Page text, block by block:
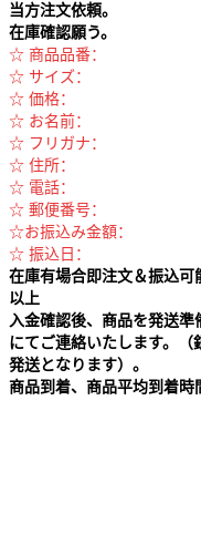
当方注文依頼。
在庫確認願う。
☆ 商品品番：
☆ サイズ：
☆ 価格：
☆ お名前：
☆ フリガナ：
☆ 住所：
☆ 電話：
☆ 郵便番号：
☆お振込み金額：
☆ 振込日：
在庫有場合即注文＆振込可
以上
入金確認後、商品を発送
にてご連絡いたします。（
発送となります）。
商品到着、商品平均到着時